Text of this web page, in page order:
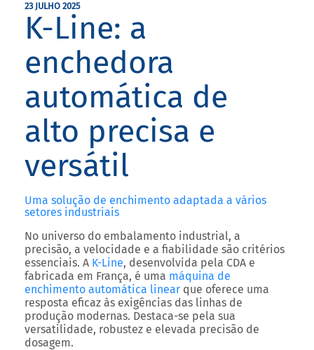
23 JULHO 2025
K-Line: a
enchedora
automática de
alto precisa e
versátil
Uma solução de enchimento adaptada a vários
setores industriais
No universo do embalamento industrial, a
precisão, a velocidade e a fiabilidade são critérios
essenciais. A K-Line, desenvolvida pela CDA e
fabricada em França, é uma máquina de
enchimento automática linear que oferece uma
resposta eficaz às exigências das linhas de
produção modernas. Destaca-se pela sua
versatilidade, robustez e elevada precisão de
dosagem.